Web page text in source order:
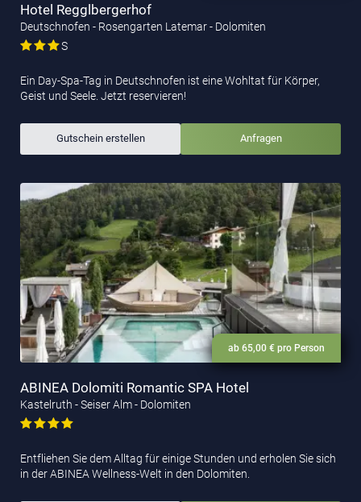
Hotel Regglbergerhof
Deutschnofen - Rosengarten Latemar - Dolomiten
S
Ein Day-Spa-Tag in Deutschnofen ist eine Wohltat für Körper,
Geist und Seele. Jetzt reservieren!
Gutschein erstellen Anfragen
ab 65,00 € pro Person
ABINEA Dolomiti Romantic SPA Hotel
Kastelruth - Seiser Alm - Dolomiten
Entfliehen Sie dem Alltag für einige Stunden und erholen Sie sich
in der ABINEA Wellness-Welt in den Dolomiten.